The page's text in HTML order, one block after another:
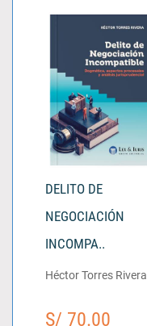
DELITO DE
NEGOCIACIÓN
INCOMPA..
Héctor Torres Rivera
S/ 70.00